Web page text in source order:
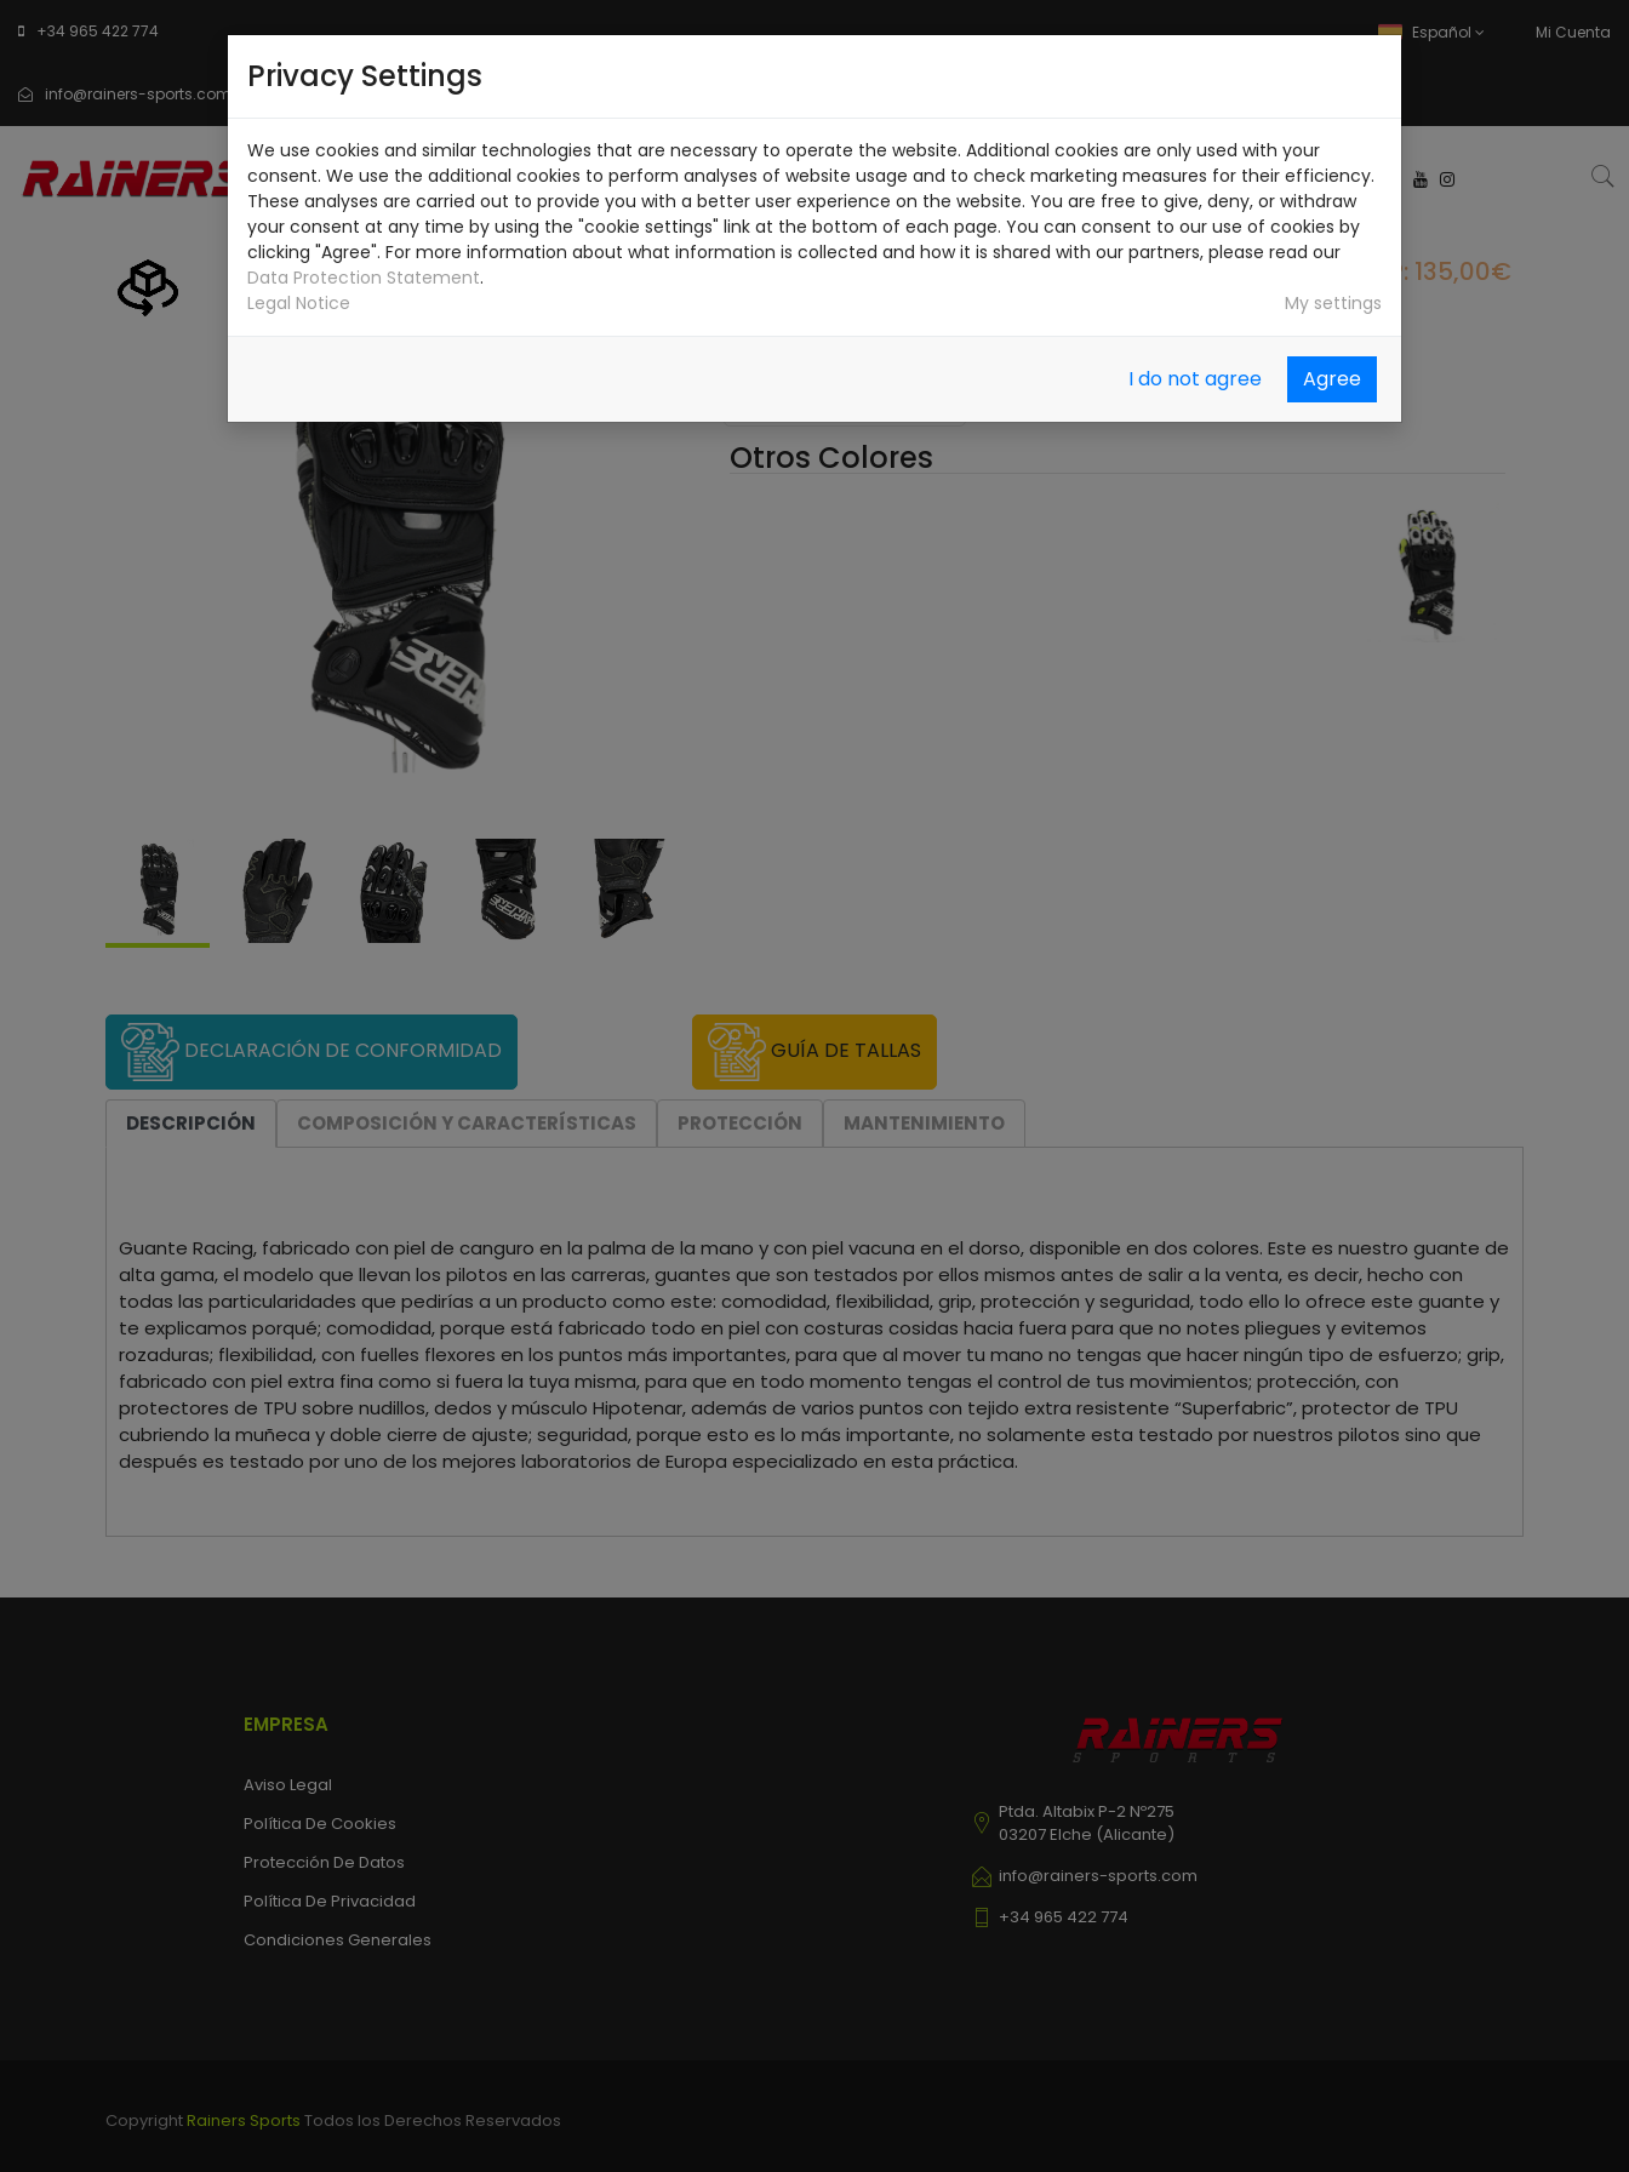
+34 965 422 774
info@rainers-sports.com
Español Mi Cuenta
INICIO CATÁLOGO SOBRE NOSOTROS DESCARGA PDF NOTICIAS PILOTOS TRABAJA CON NOSOTROS
CONTACTO
PVP: 135,00€
Otros Colores
DECLARACIÓN DE CONFORMIDAD GUÍA DE TALLAS
DESCRIPCIÓN COMPOSICIÓN Y CARACTERÍSTICAS PROTECCIÓN MANTENIMIENTO
Guante Racing, fabricado con piel de canguro en la palma de la mano y con piel vacuna en el dorso, disponible en dos colores. Este es nuestro guante de
alta gama, el modelo que llevan los pilotos en las carreras, guantes que son testados por ellos mismos antes de salir a la venta, es decir, hecho con
todas las particularidades que pedirías a un producto como este: comodidad, flexibilidad, grip, protección y seguridad, todo ello lo ofrece este guante y
te explicamos porqué; comodidad, porque está fabricado todo en piel con costuras cosidas hacia fuera para que no notes pliegues y evitemos
rozaduras; flexibilidad, con fuelles flexores en los puntos más importantes, para que al mover tu mano no tengas que hacer ningún tipo de esfuerzo; grip,
fabricado con piel extra fina como si fuera la tuya misma, para que en todo momento tengas el control de tus movimientos; protección, con
protectores de TPU sobre nudillos, dedos y músculo Hipotenar, además de varios puntos con tejido extra resistente “Superfabric”, protector de TPU
cubriendo la muñeca y doble cierre de ajuste; seguridad, porque esto es lo más importante, no solamente esta testado por nuestros pilotos sino que
después es testado por uno de los mejores laboratorios de Europa especializado en esta práctica.
EMPRESA
Aviso Legal
Política De Cookies
Protección De Datos
Política De Privacidad
Condiciones Generales
Ptda. Altabix P-2 Nº275
03207 Elche (Alicante)
info@rainers-sports.com
+34 965 422 774
Copyright Rainers Sports Todos los Derechos Reservados
Privacy Settings
We use cookies and similar technologies that are necessary to operate the website. Additional cookies are only used with your
consent. We use the additional cookies to perform analyses of website usage and to check marketing measures for their efficiency.
These analyses are carried out to provide you with a better user experience on the website. You are free to give, deny, or withdraw
your consent at any time by using the "cookie settings" link at the bottom of each page. You can consent to our use of cookies by
clicking "Agree". For more information about what information is collected and how it is shared with our partners, please read our
Data Protection Statement.
Legal Notice
My settings
I do not agree Agree